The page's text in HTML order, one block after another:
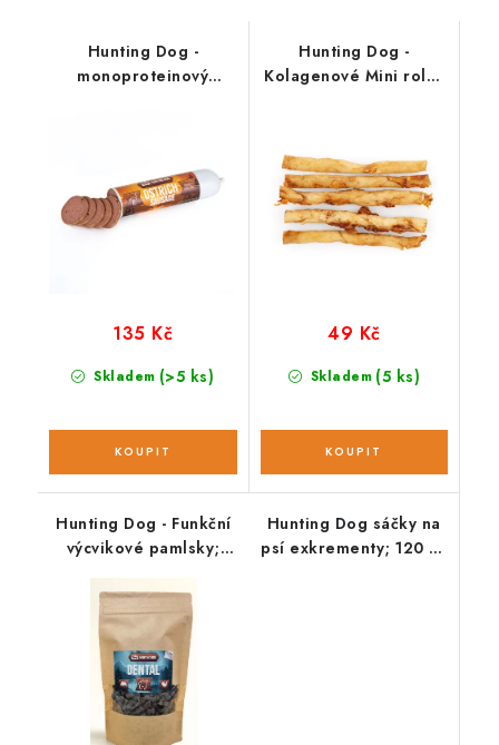
Hunting Dog -
monoproteinový
Skladem (>5 ks)
135 Kč
Hunting Dog -
Kolagenové Mini rolky
Skladem (5 ks)
49 Kč
Hunting Dog - Funkční
výcvikové pamlsky;
Hunting Dog sáčky na
psí exkrementy; 120 ks